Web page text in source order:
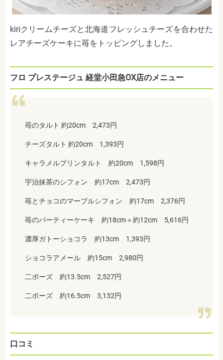
kiriクリームチーズと北海道フレッシュチーズを合わせた
レアチーズケーキに苺をトッピングしました。
フロ プレステージュ 経堂小田急OX店のメニュー
苺のタルト 約20cm 2,473円
チーズタルト 約20cm 1,393円
キャラメルプリンタルト 約20cm 1,598円
宇治抹茶のシフォン 約17cm 2,473円
苺とチョコのマーブルシフォン 約17cm 2,376円
苺のパーティーケーキ 約18cm＋約12cm 5,616円
濃厚ガトーショコラ 約13cm 1,393円
ショコラアメール 約15cm 2,980円
二ボーズ 約13.5cm 2,527円
二ボーズ 約16.5cm 3,132円
口コミ